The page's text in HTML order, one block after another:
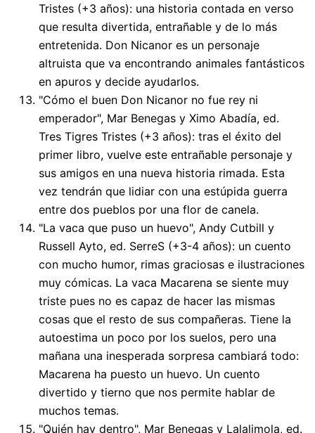
Tristes (+3 años): una historia contada en verso
que resulta divertida, entrañable y de lo más
entretenida. Don Nicanor es un personaje
altruista que va encontrando animales fantásticos
en apuros y decide ayudarlos.
"Cómo el buen Don Nicanor no fue rey ni
emperador", Mar Benegas y Ximo Abadía, ed.
Tres Tigres Tristes (+3 años): tras el éxito del
primer libro, vuelve este entrañable personaje y
sus amigos en una nueva historia rimada. Esta
vez tendrán que lidiar con una estúpida guerra
entre dos pueblos por una flor de canela.
"La vaca que puso un huevo", Andy Cutbill y
Russell Ayto, ed. SerreS (+3-4 años): un cuento
con mucho humor, rimas graciosas e ilustraciones
muy cómicas. La vaca Macarena se siente muy
triste pues no es capaz de hacer las mismas
cosas que el resto de sus compañeras. Tiene la
autoestima un poco por los suelos, pero una
mañana una inesperada sorpresa cambiará todo:
Macarena ha puesto un huevo. Un cuento
divertido y tierno que nos permite hablar de
muchos temas.
"Quién hay dentro", Mar Benegas y Lalalimola, ed.